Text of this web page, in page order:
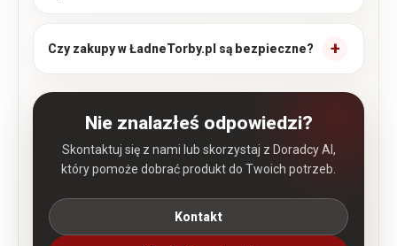
Czy zakupy w ŁadneTorby.pl są bezpieczne?
Nie znalazłeś odpowiedzi?
Skontaktuj się z nami lub skorzystaj z Doradcy AI,
który pomoże dobrać produkt do Twoich potrzeb.
Kontakt